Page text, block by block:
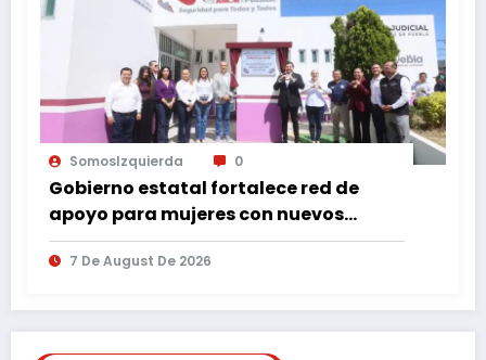
SomosIzquierda 0
Gobierno estatal fortalece red de
apoyo para mujeres con nuevos
espacios de atención en Puebla
7 De August De 2026